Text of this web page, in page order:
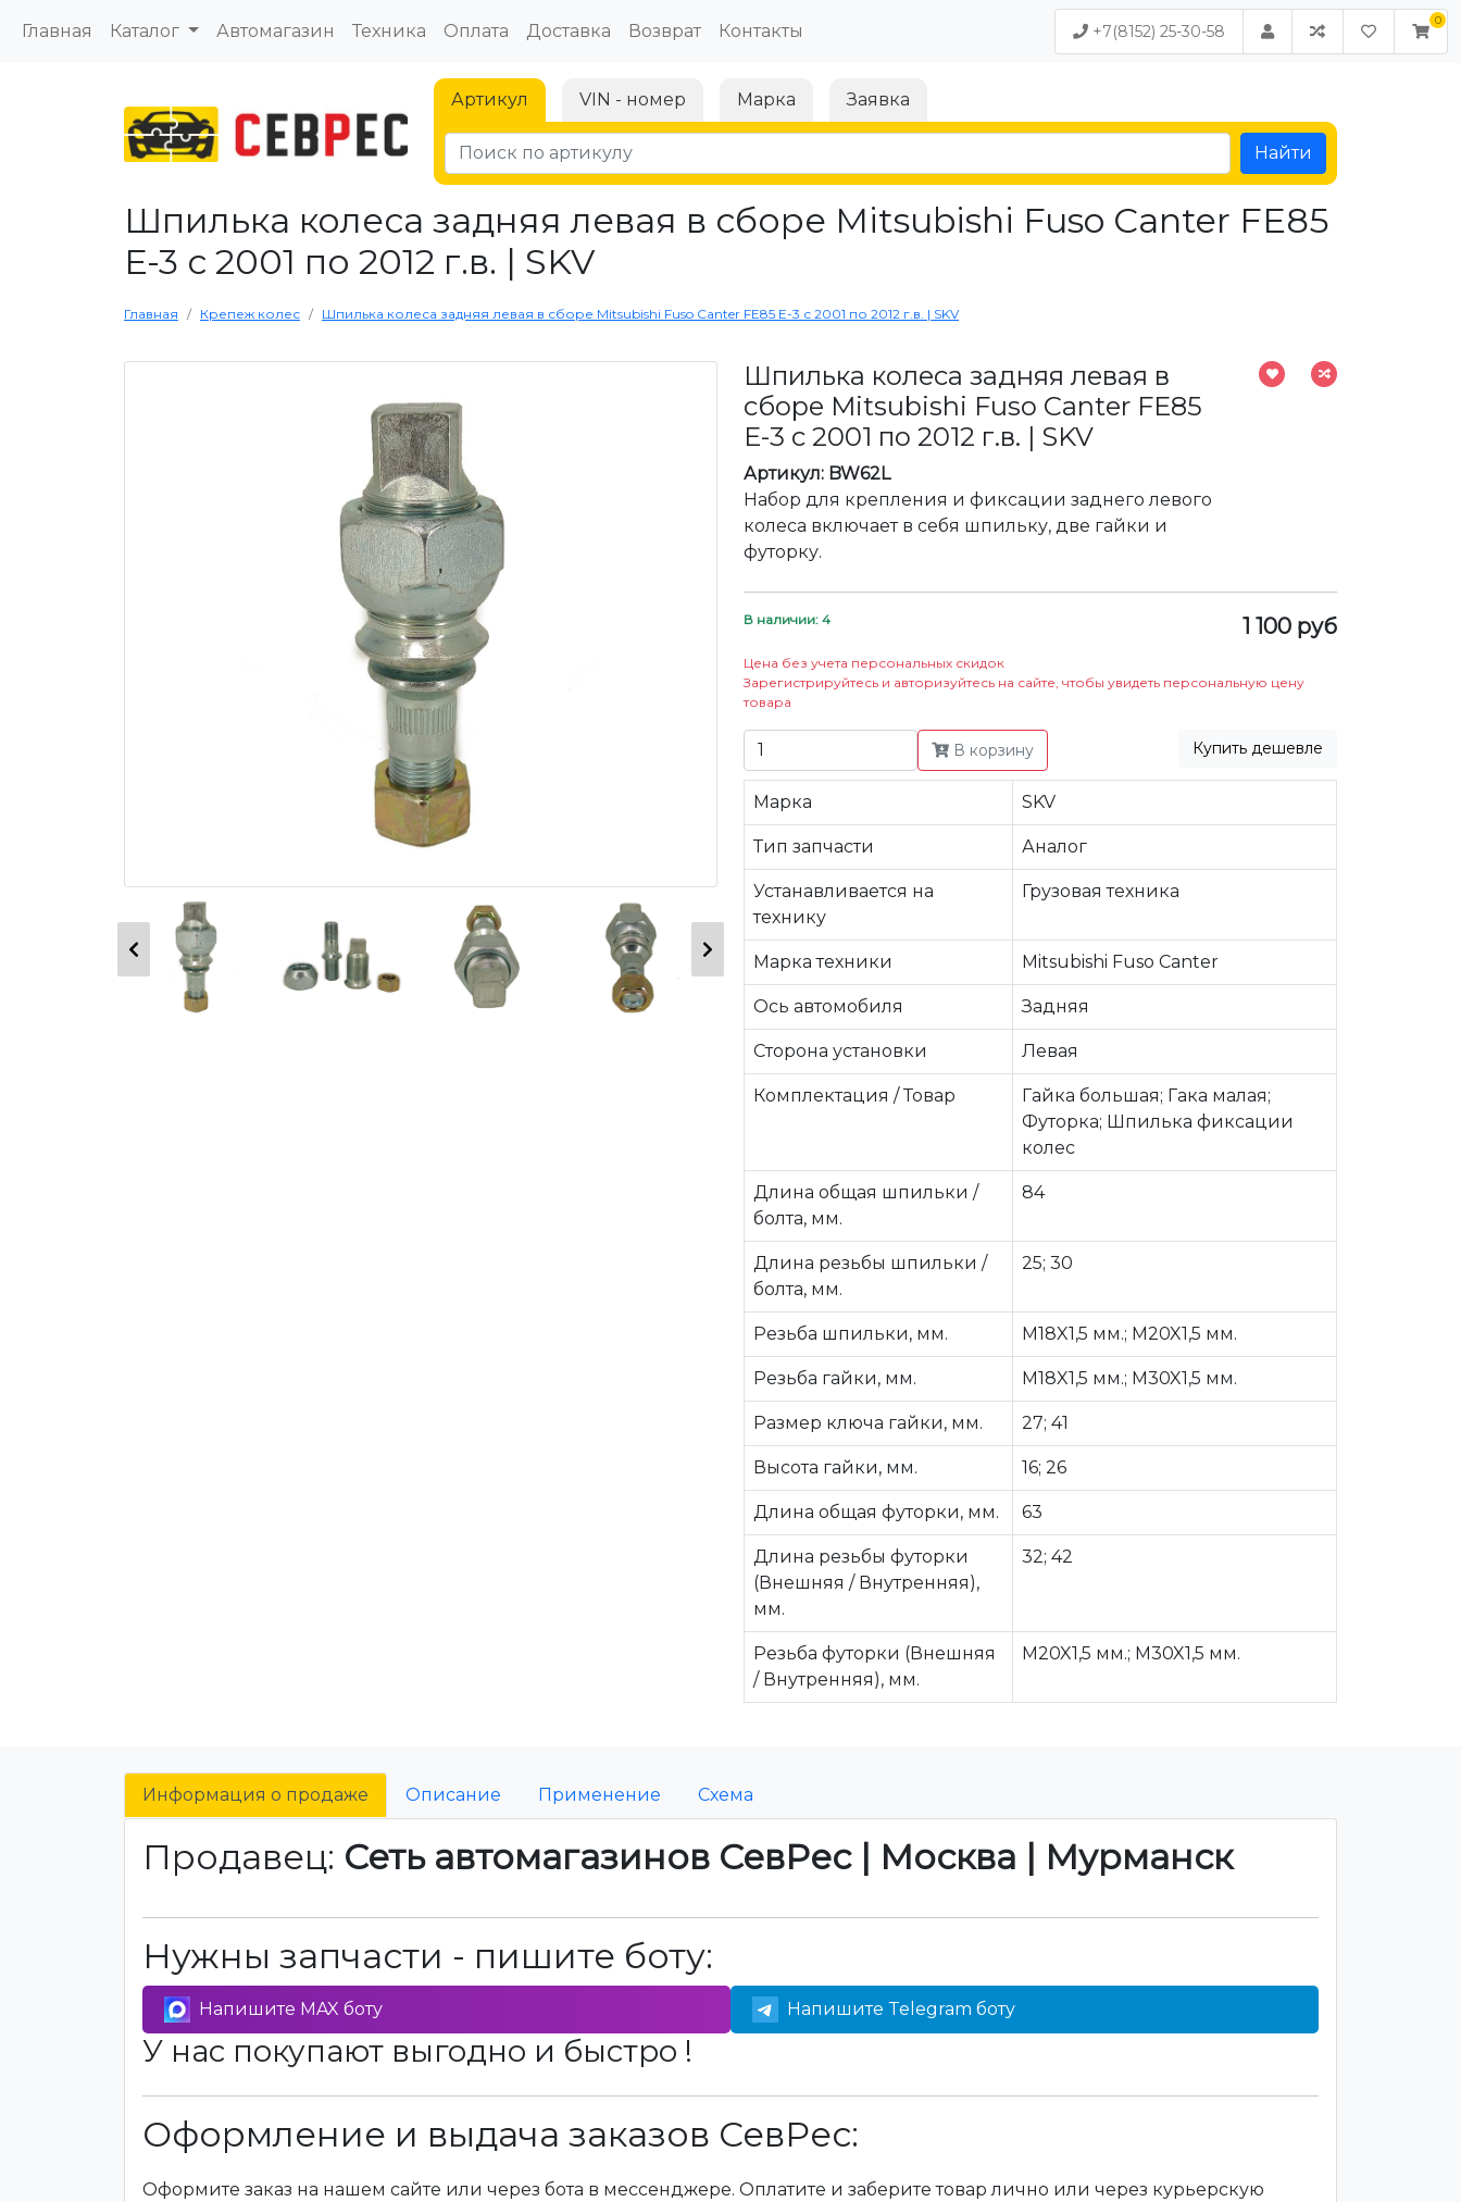
Главная Каталог Автомагазин Техника Оплата Доставка Возврат Контакты +7(8152) 25-30-58
Артикул VIN - номер Марка Заявка
Найти
Шпилька колеса задняя левая в сборе Mitsubishi Fuso Canter FE85
Е-3 с 2001 по 2012 г.в. | SKV
Главная Крепеж колес Шпилька колеса задняя левая в сборе Mitsubishi Fuso Canter FE85 Е-3 с 2001 по 2012 г.в. | SKV
Шпилька колеса задняя левая в
сборе Mitsubishi Fuso Canter FE85
Е-3 с 2001 по 2012 г.в. | SKV
Артикул: BW62L
Набор для крепления и фиксации заднего левого
колеса включает в себя шпильку, две гайки и
футорку.
В наличии: 4 1 100 руб
Цена без учета персональных скидок
Зарегистрируйтесь и авторизуйтесь на сайте, чтобы увидеть персональную цену
товара
В корзину Купить дешевле
Марка SKV
Тип запчасти Аналог
Устанавливается на
технику
Грузовая техника
Марка техники Mitsubishi Fuso Canter
Ось автомобиля Задняя
Сторона установки Левая
Комплектация / Товар
Гайка большая; Гака малая;
Футорка; Шпилька фиксации
колес
Длина общая шпильки /
болта, мм.
84
Длина резьбы шпильки /
болта, мм.
25; 30
Резьба шпильки, мм. M18X1,5 мм.; M20X1,5 мм.
Резьба гайки, мм. M18X1,5 мм.; M30X1,5 мм.
Размер ключа гайки, мм. 27; 41
Высота гайки, мм. 16; 26
Длина общая футорки, мм. 63
Длина резьбы футорки
(Внешняя / Внутренняя),
мм.
32; 42
Резьба футорки (Внешняя
/ Внутренняя), мм.
M20X1,5 мм.; M30X1,5 мм.
Информация о продаже Описание Применение Схема
Продавец: Сеть автомагазинов СевРес | Москва | Мурманск
Нужны запчасти - пишите боту:
Напишите MAX боту Напишите Telegram боту
У нас покупают выгодно и быстро !
Оформление и выдача заказов СевРес:
Оформите заказ на нашем сайте или через бота в мессенджере. Оплатите и заберите товар лично или через курьерскую